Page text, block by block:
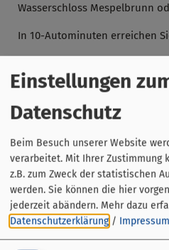
Wasserschloss Mespelbrunn
In 10-Autominuten erreichen
Einstellungen
Datenschutz
Beim Besuch unserer Website
verarbeitet. Mit Ihrer Zustimmung
z.B. zum Zweck der statistischen
werden. Sie können die hier
jederzeit abändern. Mehr dazu
Datenschutzerklärung / Impressum